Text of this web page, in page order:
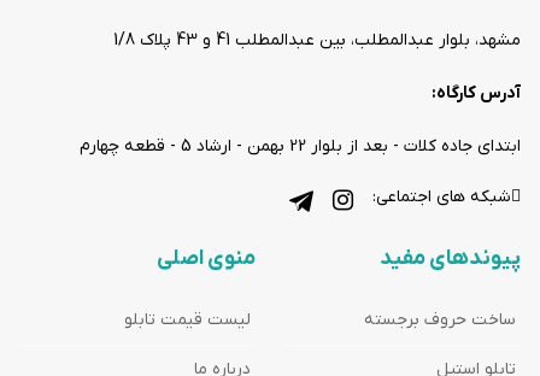
مشهد، بلوار عبدالمطلب، بین عبدالمطلب 41 و 43 پلاک 1/8
آدرس کارگاه:
ابتدای جاده کلات - بعد از بلوار 22 بهمن - ارشاد 5 - قطعه چهارم
شبکه های اجتماعی:
پیوندهای مفید
ساخت حروف برجسته
تابلو استیل
منوی اصلی
لیست قیمت تابلو
درباره ما